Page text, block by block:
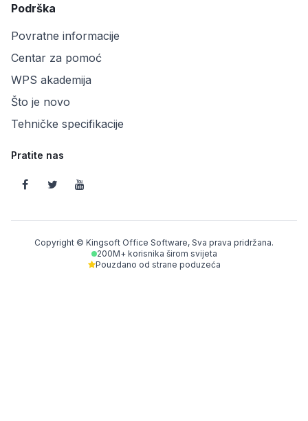
Podrška
Povratne informacije
Centar za pomoć
WPS akademija
Što je novo
Tehničke specifikacije
Pratite nas
Copyright © Kingsoft Office Software, Sva prava pridržana.
200M+ korisnika širom svijeta
Pouzdano od strane poduzeća